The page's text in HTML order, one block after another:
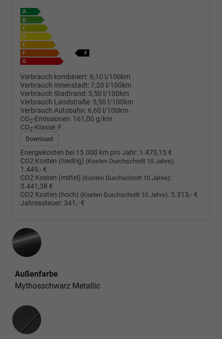
Verbrauch kombiniert: 6,10 l/100km
Verbrauch Innenstadt:7,20 l/100km
Verbrauch Stadtrand: 5,50 l/100km
Verbrauch Landstraße: 5,50 l/100km
Verbrauch Autobahn: 6,60 l/100km
CO2-Emissionen: 161,00 g/km
CO2-Klasse: F
Download
Energiekosten bei 15.000 km pro Jahr: 1.473,15 €
CO2 Kosten (niedrig) (Kosten Durchschnitt 10 Jahre):
1.449,- €
CO2 Kosten (mittel) (Kosten Durchschnitt 10 Jahre):
3.441,38 €
CO2 Kosten (hoch) (Kosten Durchschnitt 10 Jahre): 5.313,- €
Jahressteuer: 341,- €
Außenfarbe
Mythosschwarz Metallic
Innenausstattung